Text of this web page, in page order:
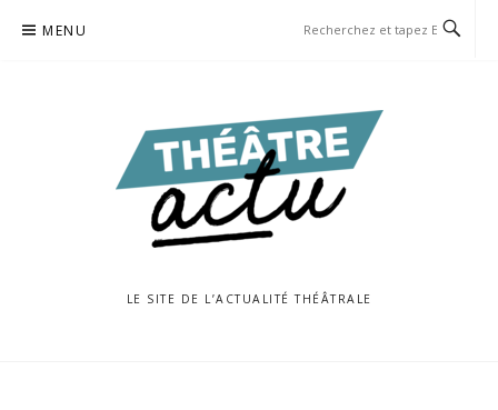
MENU
LE SITE DE L’ACTUALITÉ THÉÂTRALE